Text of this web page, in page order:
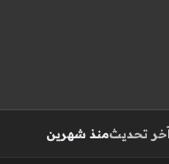
تحديثمنذ شهرين